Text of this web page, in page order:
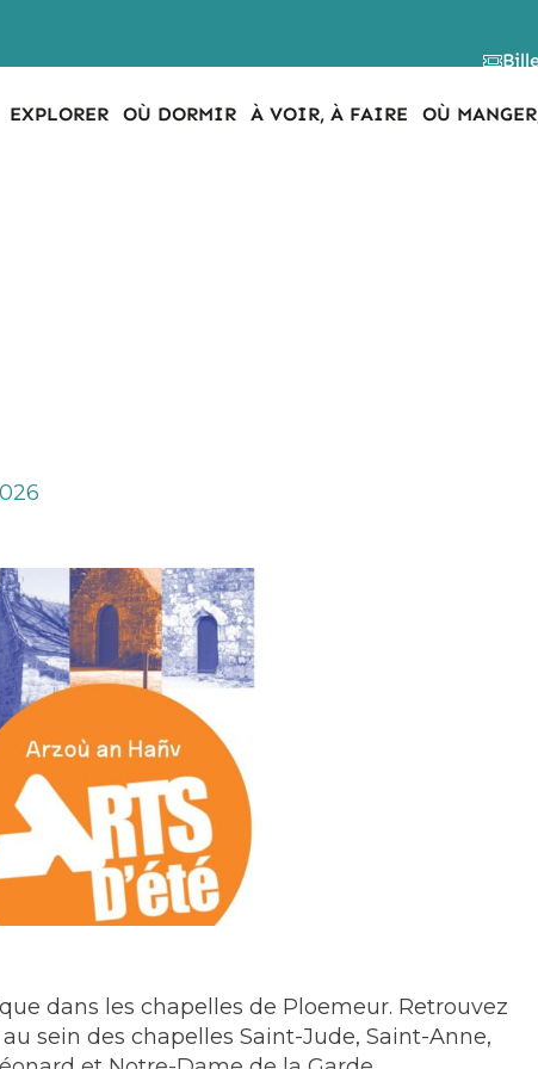
EXPLORER OÙ DORMIR À VOIR, À FAIRE OÙ
dans les chapelles de Ploemeur. Retrouvez
sein des chapelles Saint-Jude, Saint-Anne,